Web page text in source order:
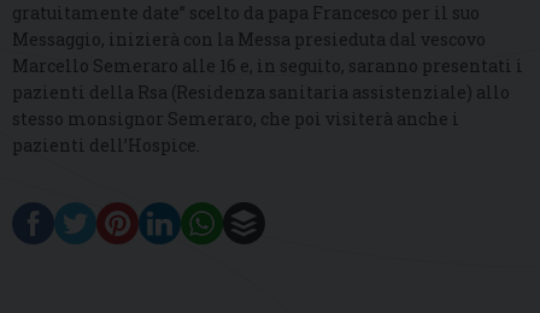
gratuitamente date” scelto da papa Francesco per il suo
Messaggio, inizierà con la Messa presieduta dal vescovo
Marcello Semeraro alle 16 e, in seguito, saranno presentati i
pazienti della Rsa (Residenza sanitaria assistenziale) allo
stesso monsignor Semeraro, che poi visiterà anche i
pazienti dell’Hospice.